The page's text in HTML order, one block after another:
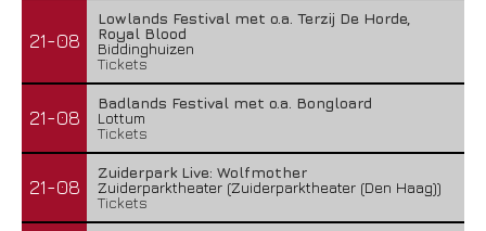
21-08
Lowlands Festival met o.a. Terzij De Horde,
Royal Blood
Biddinghuizen
Tickets
21-08
Badlands Festival met o.a. Bongloard
Lottum
Tickets
21-08
Zuiderpark Live: Wolfmother
Zuiderparktheater (Zuiderparktheater (Den Haag))
Tickets